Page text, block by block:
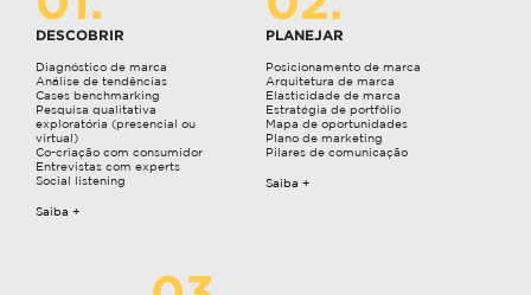
DESCOBRIR
Diagnóstico de marca
Análise de tendências
Cases benchmarking
Pesquisa qualitativa
exploratória (presencial ou
virtual)
Co-criação com consumidor
Entrevistas com experts
Social listening
Saiba +
PLANEJAR
Posicionamento de marca
Arquitetura de marca
Elasticidade de marca
Estratégia de portfólio
Mapa de oportunidades
Plano de marketing
Pilares de comunicação
Saiba +